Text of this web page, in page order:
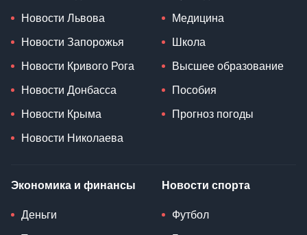
Новости Львова
Новости Запорожья
Новости Кривого Рога
Новости Донбасса
Новости Крыма
Новости Николаева
Медицина
Школа
Высшее образование
Пособия
Прогноз погоды
Экономика и финансы
Деньги
Новости спорта
Футбол